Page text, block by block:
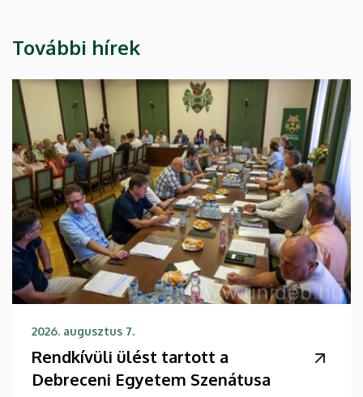
További hírek
2026. augusztus 7.
Rendkívüli ülést tartott a
Debreceni Egyetem Szenátusa